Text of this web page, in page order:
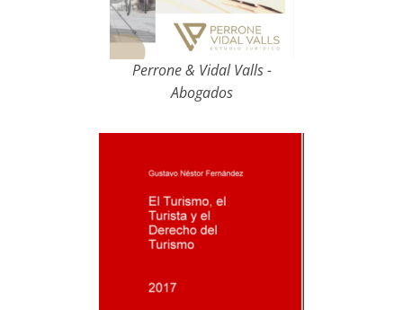
Perrone & Vidal Valls -
Abogados